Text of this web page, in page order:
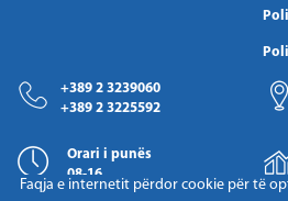
+389 2 3239060
+389 2 3225592
Orari i punës
08-16
Faqja e internetit përdor cookie për të